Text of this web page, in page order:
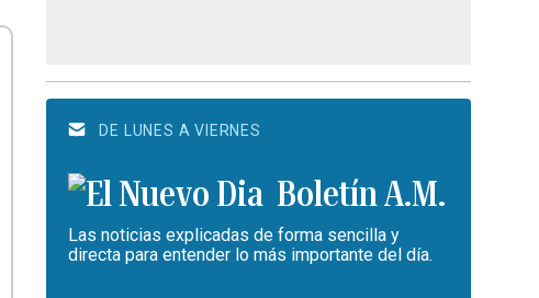
DE LUNES A VIERNES
Boletín A.M.
Las noticias explicadas de forma sencilla y
directa para entender lo más importante del día.